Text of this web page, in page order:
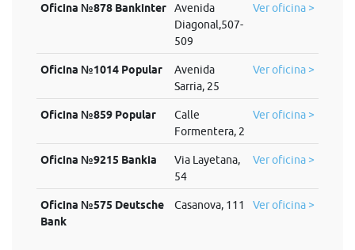
Oficina №878 Bankinter
Avenida
Diagonal,507-
509
Ver oficina >
Oficina №1014 Popular
Avenida
Sarria, 25
Ver oficina >
Oficina №859 Popular
Calle
Formentera, 2
Ver oficina >
Oficina №9215 Bankia
Via Layetana,
54
Ver oficina >
Oficina №575 Deutsche
Bank
Casanova, 111 Ver oficina >